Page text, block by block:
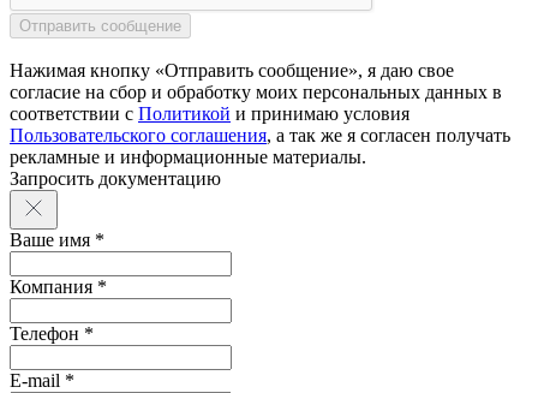
Нажимая кнопку «Отправить сообщение», я даю свое
согласие на сбор и обработку моих персональных данных в
соответствии с Политикой и принимаю условия
Пользовательского соглашения, а так же я согласен получать
рекламные и информационные материалы.
Запросить документацию
Ваше имя *
Компания *
Телефон *
E-mail *